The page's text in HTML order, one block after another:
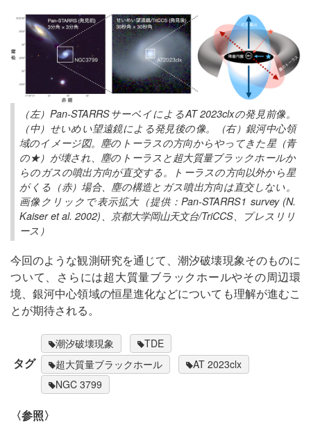
（左）Pan-STARRSサーベイによるAT 2023clxの発見前像。
（中）せいめい望遠鏡による発見後の像。（右）銀河中心領
域のイメージ図。塵のトーラスの方向からやってきた星（青
の★）が壊され、塵のトーラスと超大質量ブラックホールか
らのガスの噴出方向が直交する。トーラスの方向以外から星
がくる（赤）場合、塵の構造とガス噴出方向は直交しない。
画像クリックで表示拡大（提供：Pan-STARRS1 survey (N.
Kaiser et al. 2002)、京都大学岡山天文台/TriCCS、プレスリリ
ース）
今回のような観測研究を通じて、潮汐破壊現象そのものに
ついて、さらには超大質量ブラックホールやその周辺環
境、銀河中心領域の恒星進化などについても理解が進むこ
とが期待される。
タグ
潮汐破壊現象
TDE
超大質量ブラックホール
AT 2023clx
NGC 3799
〈参照〉